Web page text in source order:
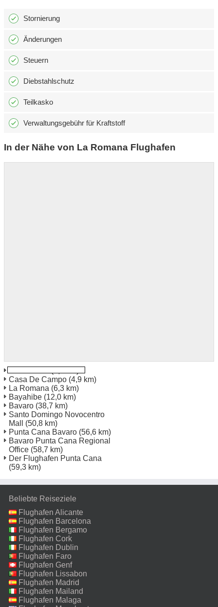
Stornierung
Änderungen
Steuern
Diebstahlschutz
Teilkasko
Verwaltungsgebühr für Kraftstoff
In der Nähe von La Romana Flughafen
Casa De Campo (4,9 km)
La Romana (6,3 km)
Bayahibe (12,0 km)
Bavaro (38,7 km)
Santo Domingo Novocentro
Mall
(50,8 km)
Punta Cana Bavaro (56,6 km)
Bavaro Punta Cana Regional
Office (58,7 km)
Der Flughafen Punta Cana
(59,3 km)
Beliebte Reiseziele
Flughafen Alicante
Flughafen Barcelona
Flughafen Bergamo
Flughafen Cork
Flughafen Dublin
Flughafen Faro
Flughafen Genf
Flughafen Lissabon
Flughafen Madrid
Flughafen Mailand
Malpensa
Flughafen Malaga